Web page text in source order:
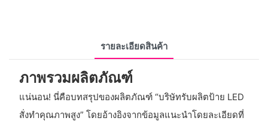
รายละเอียดสินค้า
ภาพรวมผลิตภัณฑ์
แน่นอน! นี่คือบทสรุปของผลิตภัณฑ์ “บริษัทรับผลิตป้าย LED
สั่งทำคุณภาพสูง” โดยอ้างอิงจากข้อมูลแนะนำโดยละเอียดที่